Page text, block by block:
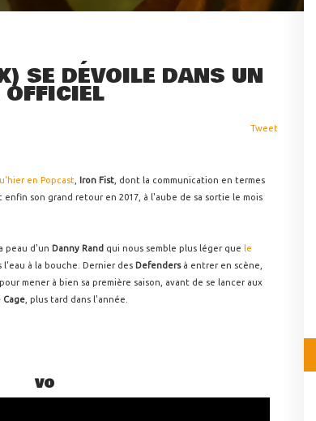
SE DÉVOILE DANS UN
Tweet
en Popcast Iron Fist , dont la communication en termes
son grand retour en 2017, à l'aube de sa sortie le mois
peau d'un Danny Rand qui nous semble plus léger que le
l'eau à la bouche. Dernier des Defenders à entrer en scène,
mener à bien sa première saison, avant de se lancer aux
Cage , plus tard dans l'année.
VO